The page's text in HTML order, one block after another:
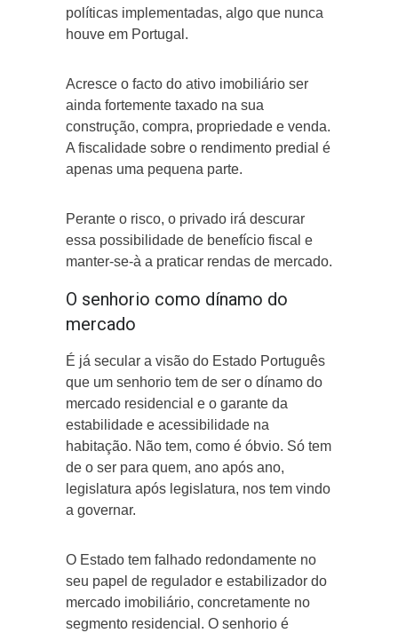
políticas implementadas, algo que nunca
houve em Portugal.
Acresce o facto do ativo imobiliário ser
ainda fortemente taxado na sua
construção, compra, propriedade e venda.
A fiscalidade sobre o rendimento predial é
apenas uma pequena parte.
Perante o risco, o privado irá descurar
essa possibilidade de benefício fiscal e
manter-se-à a praticar rendas de mercado.
O senhorio como dínamo do
mercado
É já secular a visão do Estado Português
que um senhorio tem de ser o dínamo do
mercado residencial e o garante da
estabilidade e acessibilidade na
habitação. Não tem, como é óbvio. Só tem
de o ser para quem, ano após ano,
legislatura após legislatura, nos tem vindo
a governar.
O Estado tem falhado redondamente no
seu papel de regulador e estabilizador do
mercado imobiliário, concretamente no
segmento residencial. O senhorio é